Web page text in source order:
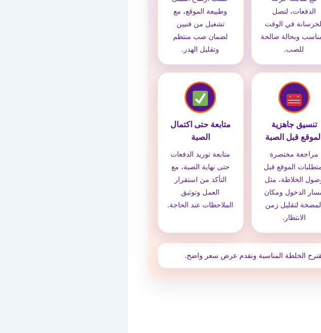
الدفعات، لتصل
في الوقت
وبحالة صالحة
للصب.
وطبيعة الموقع، مع
تشغيل من فنيين
لضمان صب منتظم
وتقليل الهدر.
تنسيق جاهزية
قبل الصبة
مراجعة مختصرة
الموقع قبل
الخلاطة، مثل
الدخول ومكان
لتقليل زمن
الانتظار.
متابعة حتى اكتمال
الصبة
متابعة توريد الدفعات
حتى نهاية الصبة، مع
التأكد من استقرار
العمل وتوثيق
الملاحظات عند الحاجة.
الخلطة المناسبة ونقدم عرض سعر واضح.